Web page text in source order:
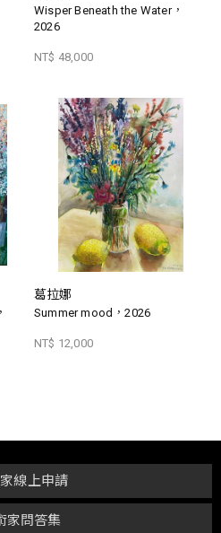
Wisper Beneath the Water，
2026
NT$ 48,000
葛拉娜
Summer mood，2026
NT$ 12,000
家問答集
線上申請